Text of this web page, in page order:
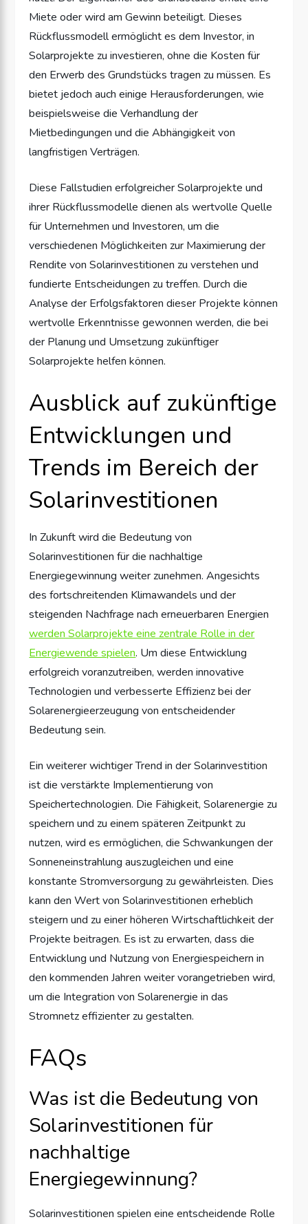
Miete oder wird am Gewinn beteiligt. Dieses
Rückflussmodell ermöglicht es dem Investor, in
Solarprojekte zu investieren, ohne die Kosten für
den Erwerb des Grundstücks tragen zu müssen. Es
bietet jedoch auch einige Herausforderungen, wie
beispielsweise die Verhandlung der
Mietbedingungen und die Abhängigkeit von
langfristigen Verträgen.
Diese Fallstudien erfolgreicher Solarprojekte und
ihrer Rückflussmodelle dienen als wertvolle Quelle
für Unternehmen und Investoren, um die
verschiedenen Möglichkeiten zur Maximierung der
Rendite von Solarinvestitionen zu verstehen und
fundierte Entscheidungen zu treffen. Durch die
Analyse der Erfolgsfaktoren dieser Projekte können
wertvolle Erkenntnisse gewonnen werden, die bei
der Planung und Umsetzung zukünftiger
Solarprojekte helfen können.
Ausblick auf zukünftige
Entwicklungen und
Trends im Bereich der
Solarinvestitionen
In Zukunft wird die Bedeutung von
Solarinvestitionen für die nachhaltige
Energiegewinnung weiter zunehmen. Angesichts
des fortschreitenden Klimawandels und der
steigenden Nachfrage nach erneuerbaren Energien
werden Solarprojekte eine zentrale Rolle in der
Energiewende spielen. Um diese Entwicklung
erfolgreich voranzutreiben, werden innovative
Technologien und verbesserte Effizienz bei der
Solarenergieerzeugung von entscheidender
Bedeutung sein.
Ein weiterer wichtiger Trend in der Solarinvestition
ist die verstärkte Implementierung von
Speichertechnologien. Die Fähigkeit, Solarenergie zu
speichern und zu einem späteren Zeitpunkt zu
nutzen, wird es ermöglichen, die Schwankungen der
Sonneneinstrahlung auszugleichen und eine
konstante Stromversorgung zu gewährleisten. Dies
kann den Wert von Solarinvestitionen erheblich
steigern und zu einer höheren Wirtschaftlichkeit der
Projekte beitragen. Es ist zu erwarten, dass die
Entwicklung und Nutzung von Energiespeichern in
den kommenden Jahren weiter vorangetrieben wird,
um die Integration von Solarenergie in das
Stromnetz effizienter zu gestalten.
FAQs
Was ist die Bedeutung von
Solarinvestitionen für
nachhaltige
Energiegewinnung?
Solarinvestitionen spielen eine entscheidende Rolle